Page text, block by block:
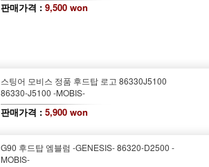
판매가격 : 9,500 won
스팅어 모비스 정품 후드탑 로고 86330J5100
86330-J5100 -MOBIS-
판매가격 : 5,900 won
G90 후드탑 엠블럼 -GENESIS- 86320-D2500 -
MOBIS-